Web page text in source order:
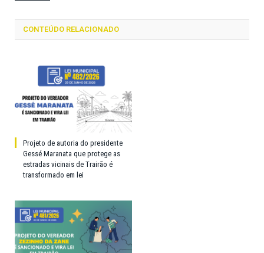
CONTEÚDO RELACIONADO
Projeto de autoria do presidente
Gessé Maranata que protege as
estradas vicinais de Trairão é
transformado em lei